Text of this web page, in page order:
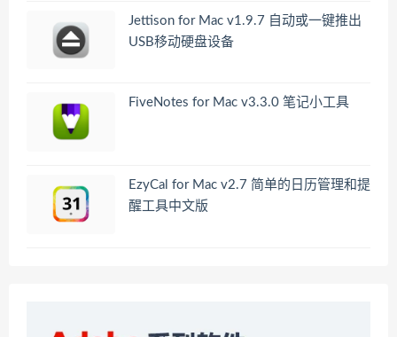
Jettison for Mac v1.9.7 自动或一键推出
USB移动硬盘设备
FiveNotes for Mac v3.3.0 笔记小工具
EzyCal for Mac v2.7 简单的日历管理和提
醒工具中文版